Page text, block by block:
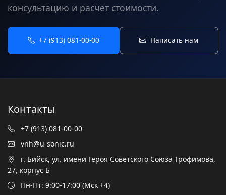
консультацию и расчет стоимости.
+7 (913) 081-00-00 Написать нам
Контакты
+7 (913) 081-00-00
vnh@u-sonic.ru
г. Бийск, ул. имени Героя Советского Союза Трофимова,
27, корпус Б
Пн-Пт: 9:00-17:00 (Мск +4)